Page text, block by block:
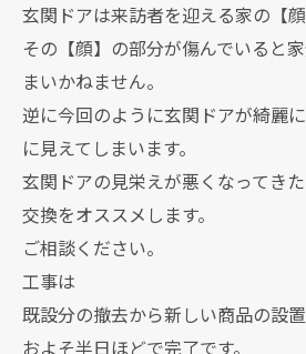
玄関ドアは来訪者を迎える家の【顔
その【顔】の部分が傷んでいると
まいかねません。
逆に今回のように玄関ドアが綺麗
に見えてしまいます。
玄関ドアの見栄えが悪くなってき
交換をオススメします。
ご相談ください。
工事は
既設分の撤去から新しい商品の設
およそ半日ほどで完了です。